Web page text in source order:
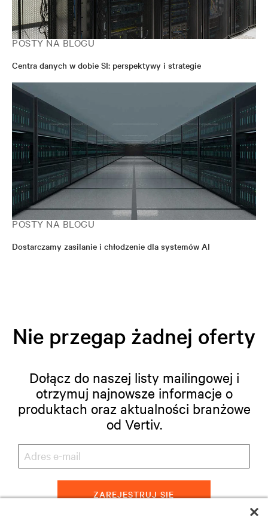
POSTY NA BLOGU
Centra danych w dobie SI: perspektywy i strategie
POSTY NA BLOGU
Dostarczamy zasilanie i chłodzenie dla systemów AI
Nie przegap żadnej oferty
Dołącz do naszej listy mailingowej i
otrzymuj najnowsze informacje o
produktach oraz aktualności branżowe
od Vertiv.
ZAREJESTRUJ SIĘ